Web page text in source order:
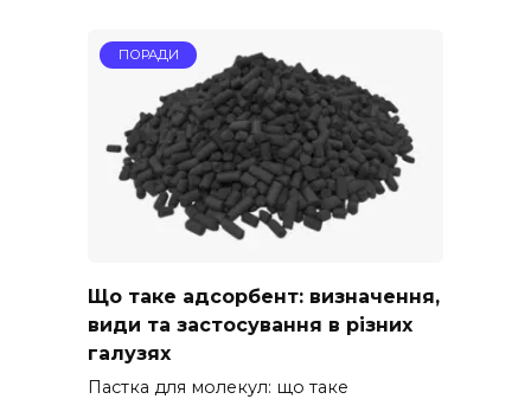
ПОРАДИ
Що таке адсорбент: визначення,
види та застосування в різних
галузях
Пастка для молекул: що таке